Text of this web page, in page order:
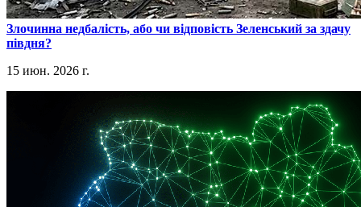
​Злочинна недбалість, або чи відповість Зеленський за здачу
півдня?
15 июн. 2026 г.